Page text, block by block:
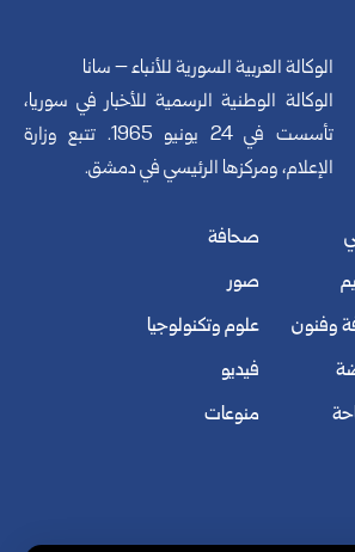
الوكالة العربية السورية للأنباء – سانا
الوكالة الوطنية الرسمية للأخبار في سوريا،
تأسست في 24 يونيو 1965. تتبع وزارة
الإعلام، ومركزها الرئيسي في دمشق.
وفنون
صحافة
صور
علوم وتكنولوجيا
فيديو
منوعات